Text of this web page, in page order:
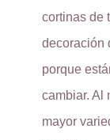
cortinas de
decoración
porque
cambiar. Al
mayor